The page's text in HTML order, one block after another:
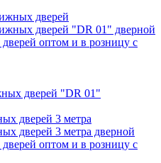
дверей "DR 01"